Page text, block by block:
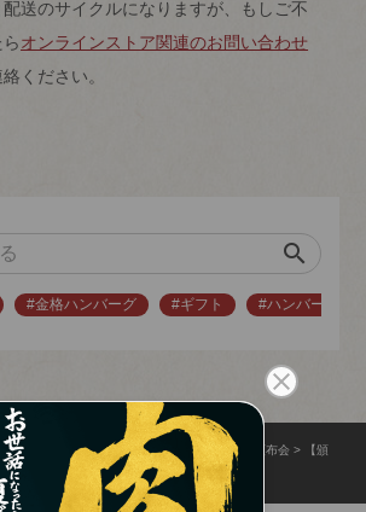
送のサイクルになりますが、もしご不
オンラインストア関連のお問い合わせ
ください。
search
#金格ハンバーグ #ギフト #ハンバーグ
肉の通販サイト（格之進オンラインストア） 頒布会
【頒
＆焼肉 コース＜3ヶ月継続＞